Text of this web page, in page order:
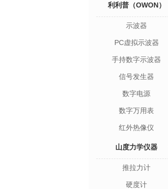
利利普（OWON）
示波器
PC虚拟示波器
手持数字示波器
信号发生器
数字电源
数字万用表
红外热像仪
山度力学仪器
推拉力计
硬度计